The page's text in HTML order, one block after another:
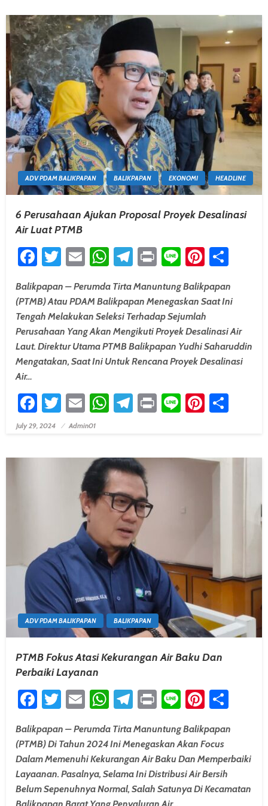
ADV PDAM BALIKPAPAN BALIKPAPAN EKONOMI HEADLINE
6 Perusahaan Ajukan Proposal Proyek Desalinasi
Air Luat PTMB
Facebook
Twitter
EmailWhatsApp
Telegram
PrintLine
Balikpapan – Perumda Tirta Manuntung Balikpapan
(PTMB) Atau PDAM Balikpapan Menegaskan Saat Ini
Tengah Melakukan Seleksi Terhadap Sejumlah
Perusahaan Yang Akan Mengikuti Proyek Desalinasi Air
Laut. Direktur Utama PTMB Balikpapan Yudhi Saharuddin
Mengatakan, Saat Ini Untuk Rencana Proyek Desalinasi
Air…
Facebook
Twitter
EmailWhatsApp
Telegram
PrintLine
Posted On
July 29, 2024 Admin01
ADV PDAM BALIKPAPAN BALIKPAPAN
PTMB Fokus Atasi Kekurangan Air Baku Dan
Perbaiki Layanan
Facebook
Twitter
EmailWhatsApp
Telegram
PrintLine
Balikpapan – Perumda Tirta Manuntung Balikpapan
(PTMB) Di Tahun 2024 Ini Menegaskan Akan Focus
Dalam Memenuhi Kekurangan Air Baku Dan Memperbaiki
Layaanan. Pasalnya, Selama Ini Distribusi Air Bersih
Belum Sepenuhnya Normal, Salah Satunya Di Kecamatan